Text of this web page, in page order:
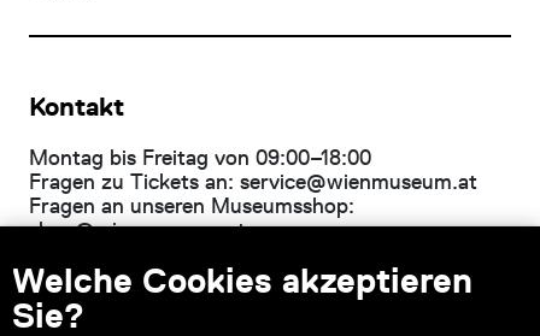
Welche Cookies akzeptieren
Sie?
Kontakt
Montag bis Freitag von 09:00–18:00
Fragen zu Tickets an: service@wienmuseum.at
Fragen an unseren Museumsshop:
shop@wienmuseum.at
Wien Museum, Karlsplatz
1040 Wien